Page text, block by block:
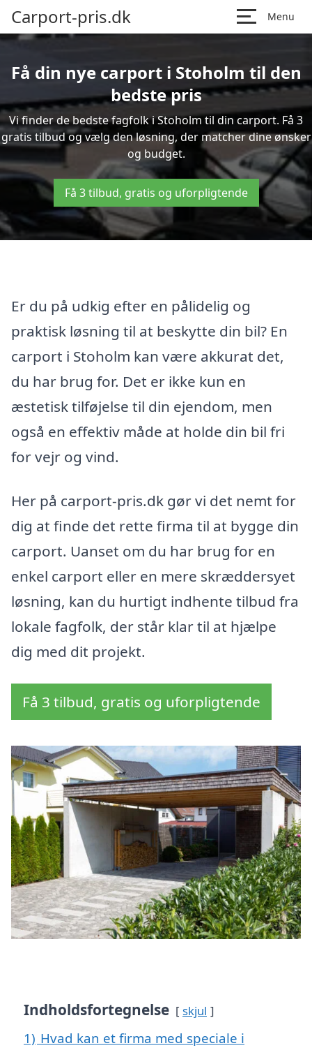
Carport-pris.dk Menu
Få din nye carport i Stoholm til den
bedste pris
Vi finder de bedste fagfolk i Stoholm til din carport. Få 3
gratis tilbud og vælg den løsning, der matcher dine ønsker
og budget.
Få 3 tilbud, gratis og uforpligtende
Er du på udkig efter en pålidelig og
praktisk løsning til at beskytte din bil? En
carport i Stoholm kan være akkurat det,
du har brug for. Det er ikke kun en
æstetisk tilføjelse til din ejendom, men
også en effektiv måde at holde din bil fri
for vejr og vind.
Her på carport-pris.dk gør vi det nemt for
dig at finde det rette firma til at bygge din
carport. Uanset om du har brug for en
enkel carport eller en mere skræddersyet
løsning, kan du hurtigt indhente tilbud fra
lokale fagfolk, der står klar til at hjælpe
dig med dit projekt.
Få 3 tilbud, gratis og uforpligtende
Indholdsfortegnelse skjul
1) Hvad kan et firma med speciale i